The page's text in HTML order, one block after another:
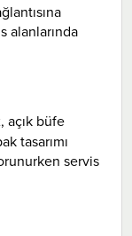
alanlarında
, açık büfe
tasarımı
servis